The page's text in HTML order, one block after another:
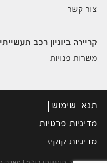
צור קשר
קריירה ביוניון רכב תעשייתי
משרות פנויות
תנאי שימוש
מדיניות פרטיות
מדיניות קוקיז